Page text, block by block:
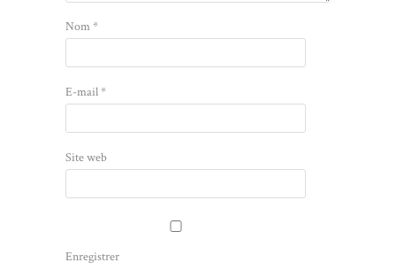
Nom*
E-mail*
Site web
Enregistrer